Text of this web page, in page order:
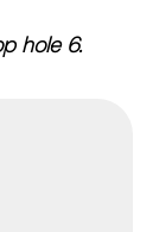
hole 6.